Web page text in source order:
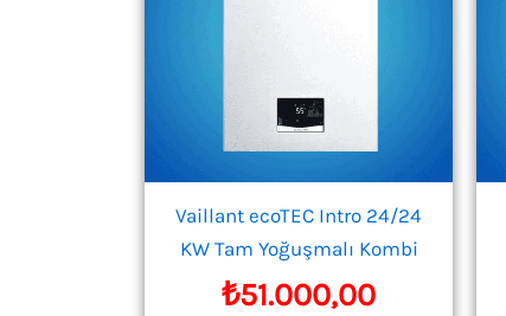
Vaillant ecoTEC Intro 24/24
KW Tam Yoğuşmalı Kombi
₺51.000,00